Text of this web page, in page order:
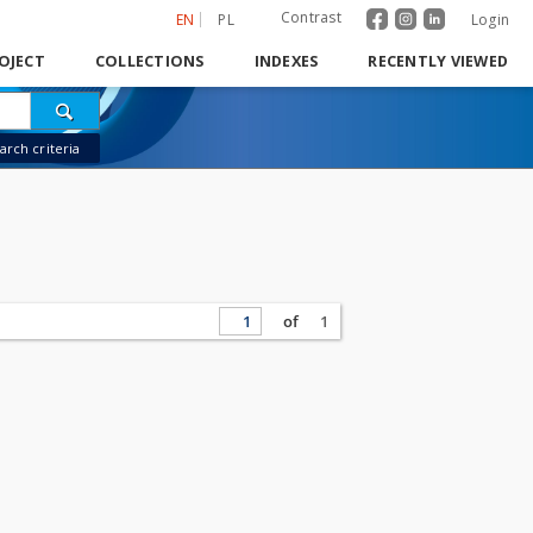
EN PL Contrast Login
COLLECTIONS INDEXES RECENTLY VIEWED
criteria
of 1